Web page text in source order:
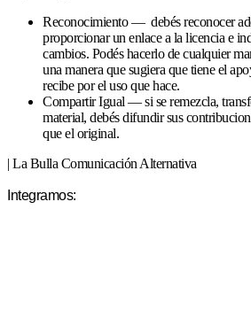
Reconocimiento — debés reconocer
proporcionar un enlace a la licencia e
cambios. Podés hacerlo de cualquier
una manera que sugiera que tiene el
recibe por el uso que hace.
Compartir Igual — si se remezcla,
material, debés difundir sus
que el original.
| La Bulla Comunicación Alternativa
Integramos: